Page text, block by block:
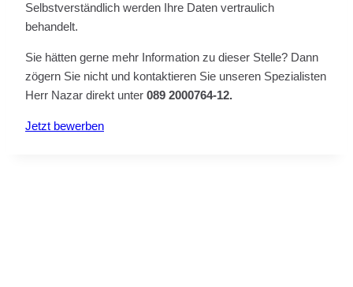
Selbstverständlich werden Ihre Daten vertraulich
behandelt.
Sie hätten gerne mehr Information zu dieser Stelle? Dann
zögern Sie nicht und kontaktieren Sie unseren Spezialisten
Herr Nazar direkt unter 089 2000764-12.
Jetzt bewerben